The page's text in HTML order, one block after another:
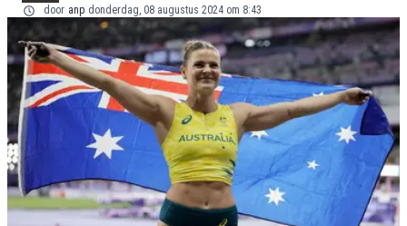
door anp donderdag, 08 augustus 2024 om 8:43